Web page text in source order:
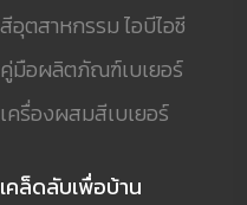
สีอุตสาหกรรม ไอบีไอซี
คู่มือผลิตภัณฑ์เบเยอร์
เครื่องผสมสีเบเยอร์
เคล็ดลับเพื่อบ้าน